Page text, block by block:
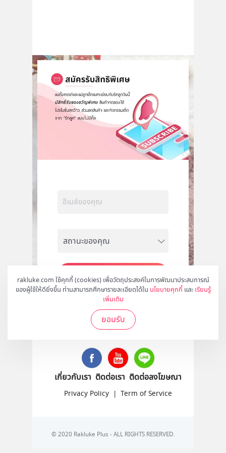
rakluke.com ใช้คุกกี้ (cookies) เพื่อวัตถุประสงค์ในการพัฒนาประสบการณ์
ของผู้ใช้ให้ดียิ่งขึ้น ท่านสามารถศึกษารายละเอียดได้ใน นโยบายคุกกี้ และ เรียนรู้
เพิ่มเติม
ยอมรับ
สมัคร
ติดตามเราได้ที่
เกี่ยวกับเรา ติดต่อเรา ติดต่อลงโฆษณา
Privacy Policy | Term of Service
© 2020 Rakluke Plus - ALL RIGHTS RESERVED.